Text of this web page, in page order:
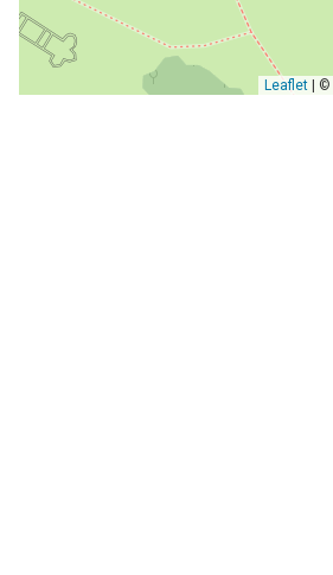
Leaflet| ©